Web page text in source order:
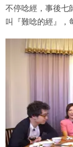
不停唸經，事後七
叫『難唸的經』，